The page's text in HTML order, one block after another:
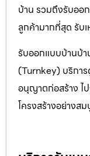
บ้าน รวมถึงรับออ
ลูกค้ามากที่สุด รับ
รับออกแบบบ้านบ้
(Turnkey) บริกา
อนุญาตก่อสร้าง ไ
โครงสร้างอย่างส